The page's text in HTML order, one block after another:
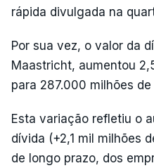
rápida divulgada na
Por sua vez, o valor da
Maastricht, aumentou
para 287.000 milhões
Esta variação refletiu o
dívida (+2,1 mil milhões
de longo prazo, dos